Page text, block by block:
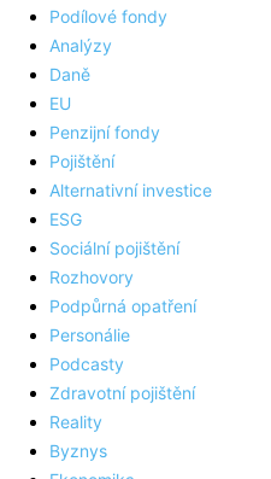
Podílové fondy
Analýzy
Daně
EU
Penzijní fondy
Pojištění
Alternativní investice
ESG
Sociální pojištění
Rozhovory
Podpůrná opatření
Personálie
Podcasty
Zdravotní pojištění
Reality
Byznys